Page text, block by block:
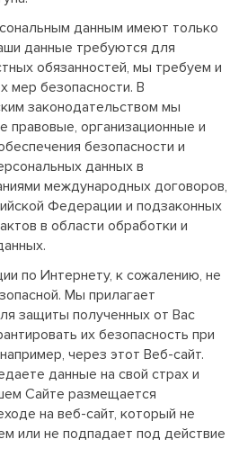
данным имеют только
данные требуются для
обязанностей, мы требуем и
мер безопасности. В
законодательством мы
правовые, организационные и
безопасности и
данных в
международных договоров,
Федерации и подзаконных
в области обработки и
по Интернету, к сожалению, не
Мы прилагает
защиты полученных от Вас
их безопасность при
через этот Веб-сайт.
данные на свой страх и
Сайте размещается
на веб-сайт, который не
или не подпадает под действие